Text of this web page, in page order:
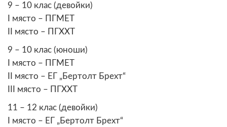
9 – 10 клас (девойки)
I място – ПГМЕТ
II място – ПГХХТ
9 – 10 клас (юноши)
I място – ПГМЕТ
II място – ЕГ „Бертолт Брехт“
III място – ПГХХТ
11 – 12 клас (девойки)
I място – ЕГ „Бертолт Брехт“